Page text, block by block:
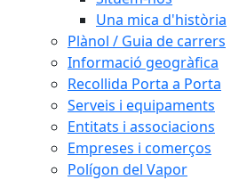
Una mica d'història
Plànol / Guia de carrers
Informació geogràfica
Recollida Porta a Porta
Serveis i equipaments
Entitats i associacions
Empreses i comerços
Polígon del Vapor